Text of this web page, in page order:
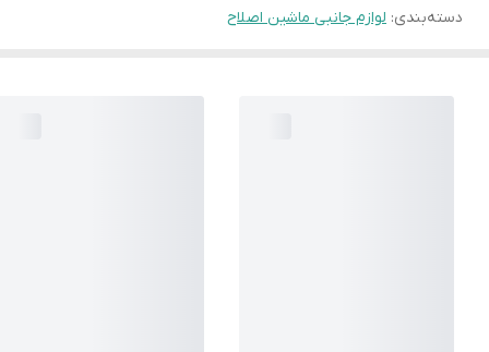
دسته‌بندی: لوازم جانبی ماشین اصلاح